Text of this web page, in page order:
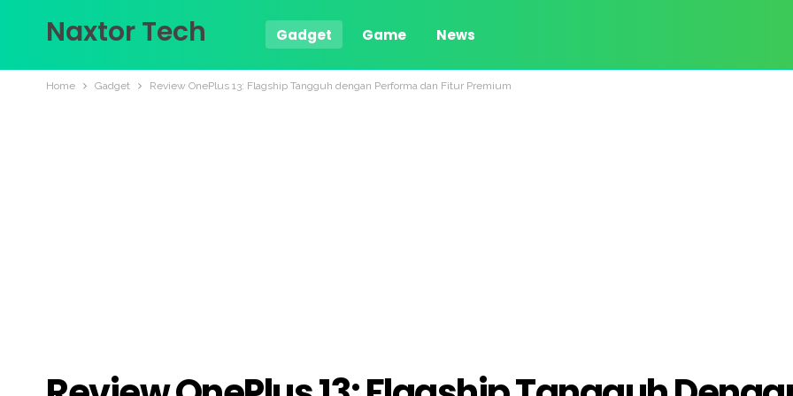
Naxtor Tech Gadget Game News
Home Gadget Review OnePlus 13: Flagship Tangguh dengan Performa dan Fitur Premium